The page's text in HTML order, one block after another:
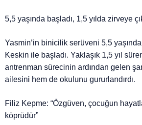
5,5 yaşında başladı, 1,5 yılda zirveye
Yasmin’in binicilik serüveni 5,5
Keskin ile başladı. Yaklaşık 1,5 yıl
antrenman sürecinin ardından gelen
ailesini hem de okulunu gururlandırdı.
Filiz Kepme: “Özgüven, çocuğun
köprüdür”